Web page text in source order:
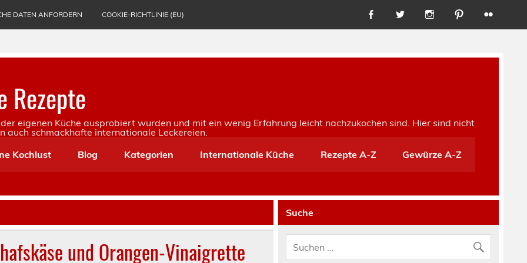
DATEN ANFORDERN COOKIE-RICHTLINIE (EU)
Rezepte
eigenen Küche ausprobiert wurden und mit ein wenig Erfahrung leicht nachzukochen sind. Hier sind nicht
auch schmackhafte internationale Leckereien.
Kochlust
Blog Kategorien Internationale Küche Rezepte A-Z Gewürze A-Z
und Orangen-Vinaigrette
Suche